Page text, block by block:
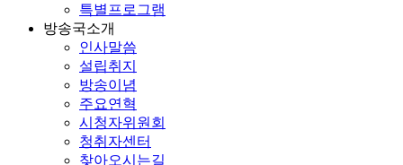
특별프로그램
방송국소개
인사말씀
설립취지
방송이념
주요연혁
시청자위원회
청취자센터
찾아오시는길